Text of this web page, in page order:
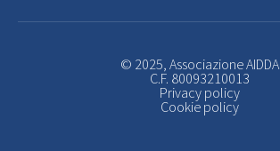
© 2025, Associazione AIDDA
C.F. 80093210013
Privacy policy
Cookie policy